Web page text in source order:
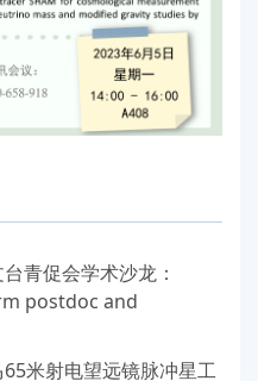
青促会学术沙龙：
postdoc and
米射电望远镜脉冲星工